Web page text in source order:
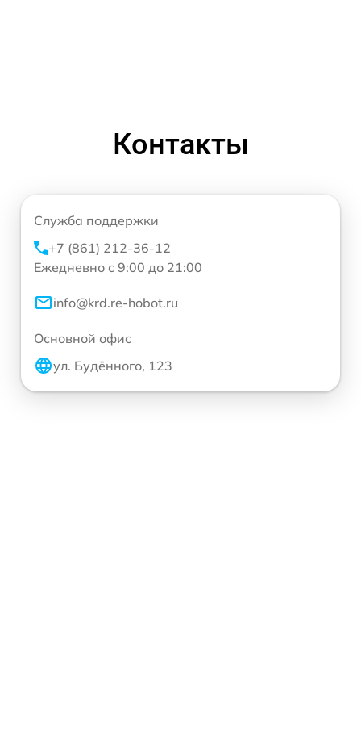
Контакты
Служба поддержки
+7 (861) 212-36-12
Ежедневно с 9:00 до 21:00
info@krd.re-hobot.ru
Основной офис
ул. Будённого, 123